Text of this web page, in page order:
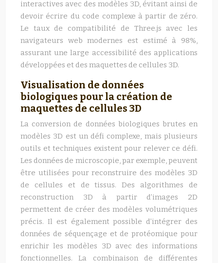
interactives avec des modèles 3D, évitant ainsi de
devoir écrire du code complexe à partir de zéro.
Le taux de compatibilité de Three.js avec les
navigateurs web modernes est estimé à 98%,
assurant une large accessibilité des applications
développées et des maquettes de cellules 3D.
Visualisation de données
biologiques pour la création de
maquettes de cellules 3D
La conversion de données biologiques brutes en
modèles 3D est un défi complexe, mais plusieurs
outils et techniques existent pour relever ce défi.
Les données de microscopie, par exemple, peuvent
être utilisées pour reconstruire des modèles 3D
de cellules et de tissus. Des algorithmes de
reconstruction 3D à partir d’images 2D
permettent de créer des modèles volumétriques
précis. Il est également possible d’intégrer des
données de séquençage et de protéomique pour
enrichir les modèles 3D avec des informations
fonctionnelles. La combinaison de différentes